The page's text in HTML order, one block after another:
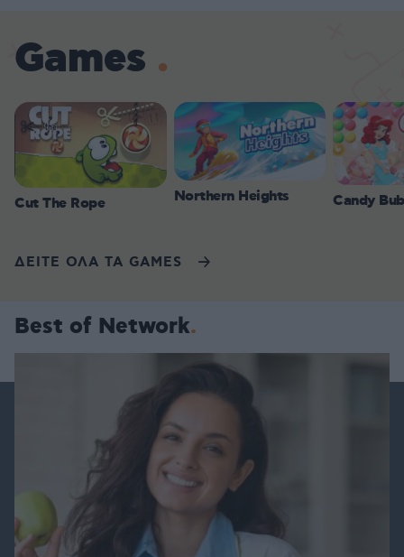
Games
Cut The Rope Northern Heights Candy
ΔΕΙΤΕ ΟΛΑ ΤΑ GAMES
Best of Network